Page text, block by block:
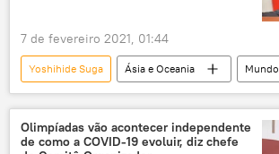
imunizante
7 de fevereiro 2021, 01:44
Yoshihide Suga Ásia e Oceania
Mundo
Notícias
Japão
Ilhas Curilas
Rússia
Olimpíadas vão acontecer independente
de como a COVID-19 evoluir, diz chefe